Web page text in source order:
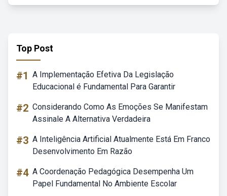
Top Post
#1 A Implementação Efetiva Da Legislação
Educacional é Fundamental Para Garantir
#2 Considerando Como As Emoções Se Manifestam
Assinale A Alternativa Verdadeira
#3 A Inteligência Artificial Atualmente Está Em Franco
Desenvolvimento Em Razão
#4 A Coordenação Pedagógica Desempenha Um
Papel Fundamental No Ambiente Escolar